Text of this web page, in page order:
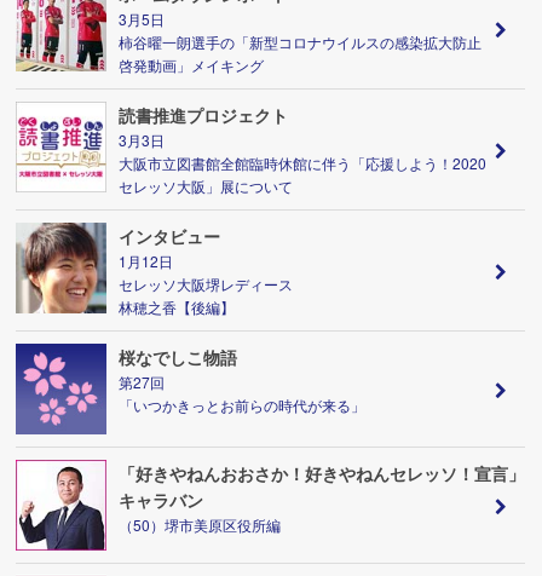
3月5日
柿谷曜一朗選手の「新型コロナウイルスの感染拡大防止
啓発動画」メイキング
読書推進プロジェクト
3月3日
大阪市立図書館全館臨時休館に伴う「応援しよう！2020
セレッソ大阪」展について
インタビュー
1月12日
セレッソ大阪堺レディース
林穂之香【後編】
桜なでしこ物語
第27回
「いつかきっとお前らの時代が来る」
「好きやねんおおさか！好きやねんセレッソ！宣言」
キャラバン
（50）堺市美原区役所編